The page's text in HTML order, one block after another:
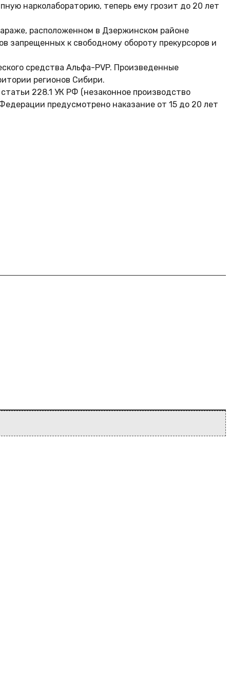
нарколабораторию, теперь ему грозит до 20 лет
расположенном в Дзержинском районе
запрещенных к свободному обороту прекурсоров и
средства Альфа-PVP. Произведенные
регионов Сибири.
228.1 УК РФ (незаконное производство
предусмотрено наказание от 15 до 20 лет